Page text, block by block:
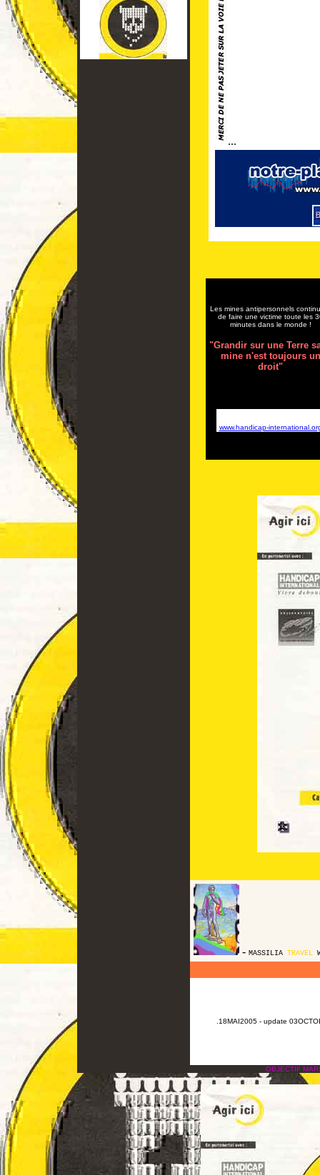
...
Les mines antipersonnels
de faire une victime toute les
minutes dans le monde !
"Grandir sur une Terre
mine n'est toujours un
droit"
www.handicap-
- MASSILIA TRAVEL
.18MAI2005 - update
OBJECTIF